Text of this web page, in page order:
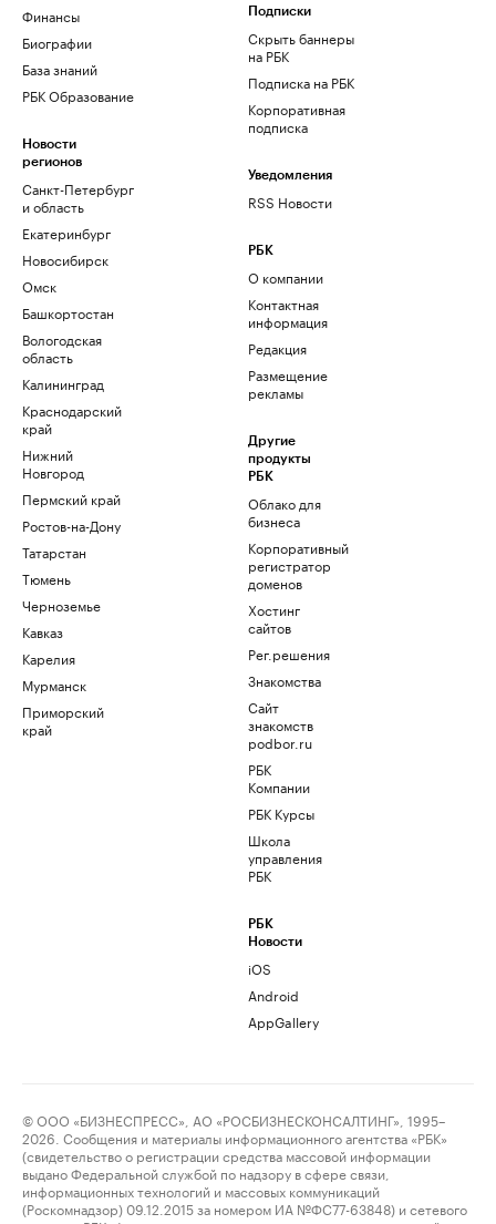
Финансы
Биографии
База знаний
РБК Образование
Новости
регионов
Санкт-Петербург
и область
Екатеринбург
Новосибирск
Омск
Башкортостан
Вологодская
область
Калининград
Краснодарский
край
Нижний
Новгород
Пермский край
Ростов-на-Дону
Татарстан
Тюмень
Черноземье
Кавказ
Карелия
Мурманск
Приморский
край
Подписки
Скрыть баннеры
на РБК
Подписка на РБК
Корпоративная
подписка
Уведомления
RSS Новости
РБК
О компании
Контактная
информация
Редакция
Размещение
рекламы
Другие
продукты
РБК
Облако для
бизнеса
Корпоративный
регистратор
доменов
Хостинг
сайтов
Рег.решения
Знакомства
Сайт
знакомств
podbor.ru
РБК
Компании
РБК Курсы
Школа
управления
РБК
РБК
Новости
iOS
Android
AppGallery
© ООО «БИЗНЕСПРЕСС», АО «РОСБИЗНЕСКОНСАЛТИНГ», 1995–
2026. Сообщения и материалы информационного агентства «РБК»
(свидетельство о регистрации средства массовой информации
выдано Федеральной службой по надзору в сфере связи,
информационных технологий и массовых коммуникаций
(Роскомнадзор) 09.12.2015 за номером ИА №ФС77-63848) и сетевого